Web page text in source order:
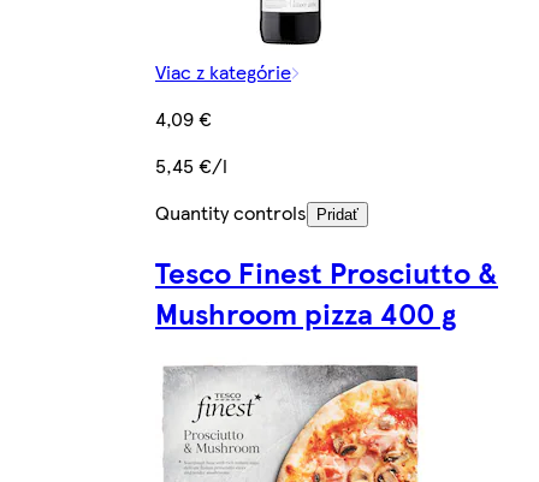
Viac z kategórie
4,09 €
5,45 €/l
Quantity controls
Pridať
Tesco Finest Prosciutto &
Mushroom pizza 400 g